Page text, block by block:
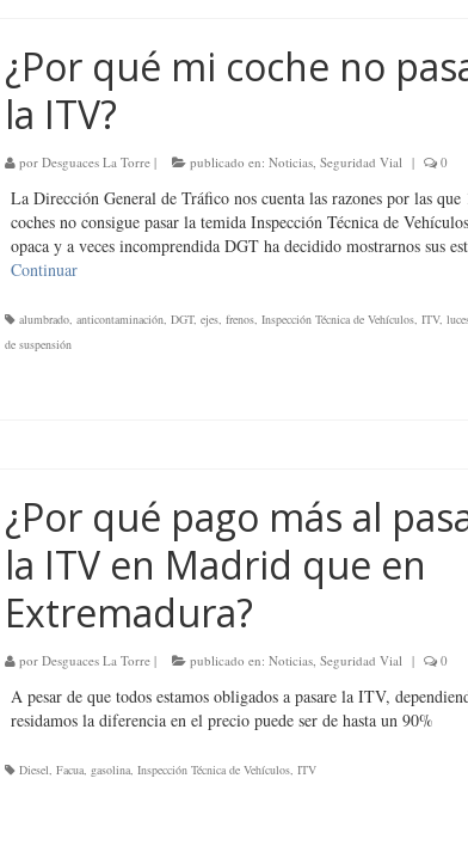
¿Por qué mi coche no
la ITV?
por Desguaces La Torre| publicado en: Noticias, Seguridad Vial | 0
La Dirección General de Tráfico nos cuenta las razones por las que
coches no consigue pasar la temida Inspección Técnica de
opaca y a veces incomprendida DGT ha decidido mostrarnos sus
Continuar
alumbrado, anticontaminación, DGT, ejes, frenos, Inspección Técnica de Vehículos, ITV,
de suspensión
¿Por qué pago más al
la ITV en Madrid que en
Extremadura?
por Desguaces La Torre| publicado en: Noticias, Seguridad Vial | 0
A pesar de que todos estamos obligados a pasare la ITV,
residamos la diferencia en el precio puede ser de hasta un 90%
Diesel Facua, gasolina, Inspección Técnica de Vehículos, ITV